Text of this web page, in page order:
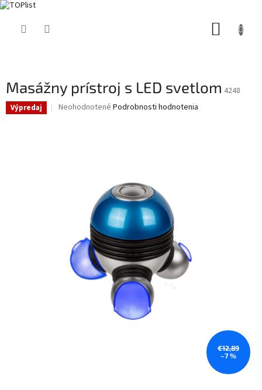
Masážny prístroj s LED svetlom 4248
Výpredaj
Priemerné
Neohodnotené Podrobnosti hodnotenia
€12,89
–7 %